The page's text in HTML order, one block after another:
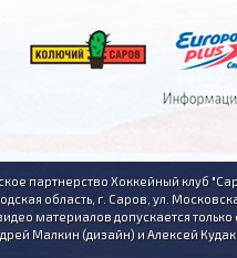
партнерство Хоккейный клуб
область, г. Саров, ул.
материалов допускается
Малкин (дизайн) и Алексей